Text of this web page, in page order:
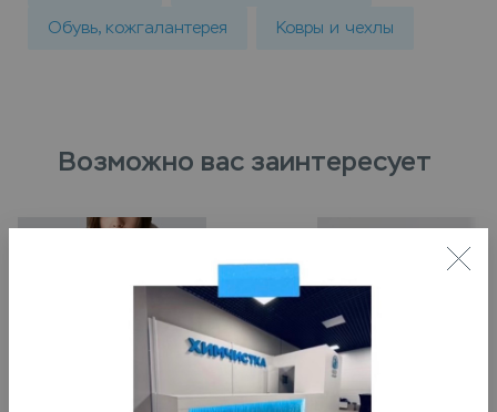
Обувь, кожгалантерея Ковры и чехлы
Возможно вас заинтересует